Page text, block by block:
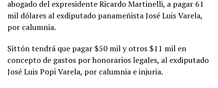
abogado del expresidente Ricardo Martinelli, a pagar 61
mil dólares al exdiputado panameñista José Luis Varela,
por calumnia.
Sittón tendrá que pagar $50 mil y otros $11 mil en
concepto de gastos por honorarios legales, al exdiputado
José Luis Popi Varela, por calumnia e injuria.